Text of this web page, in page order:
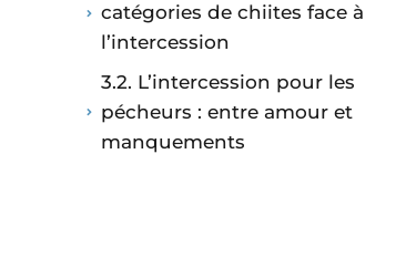
catégories de chiites face à
l’intercession
3.2. L’intercession pour les
pécheurs : entre amour et
manquements